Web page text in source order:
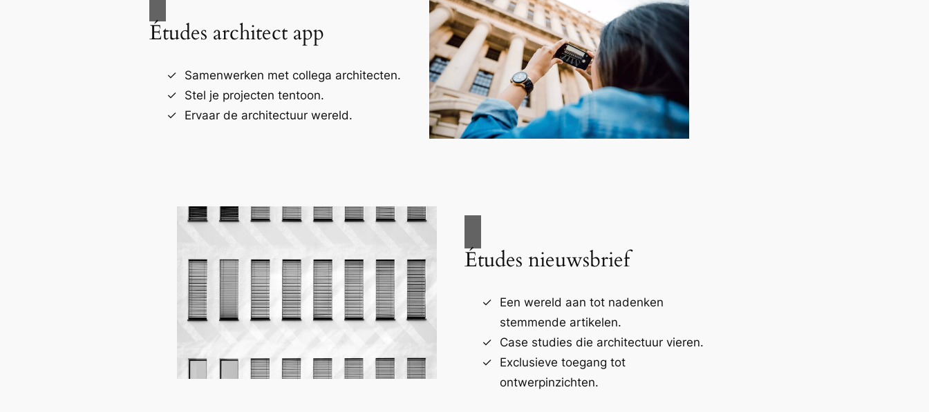
Études architect app
Samenwerken met collega architecten.
Stel je projecten tentoon.
Ervaar de architectuur wereld.
Études nieuwsbrief
Een wereld aan tot nadenken
stemmende artikelen.
Case studies die architectuur vieren.
Exclusieve toegang tot
ontwerpinzichten.